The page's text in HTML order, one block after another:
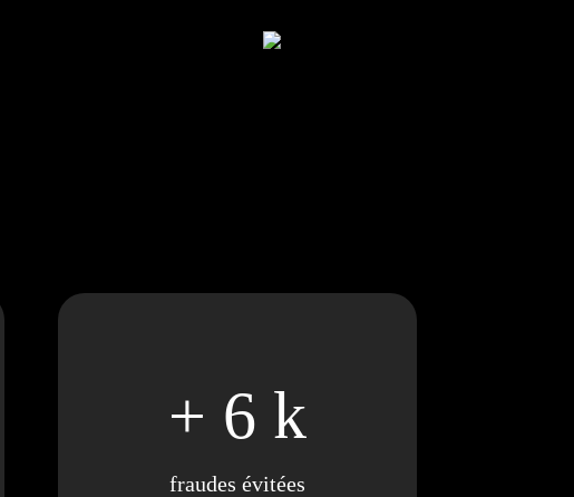
+ 6 k
fraudes évitées